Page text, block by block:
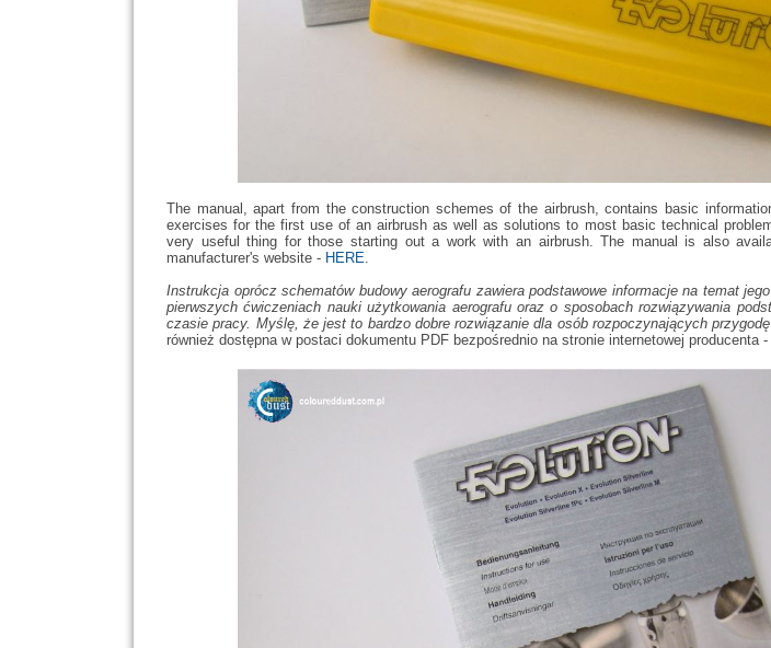
The manual, apart from the construction schemes of the airbrush, contains basic
exercises for the first use of an airbrush as well as solutions to most basic technical
very useful thing for those starting out a work with an airbrush. The manual is also
manufacturer's website - HERE
Instrukcja oprócz schematów budowy aerografu zawiera podstawowe informacje na temat
pierwszych ćwiczeniach nauki użytkowania aerografu oraz o sposobach rozwiązywania
czasie pracy. Myślę, że jest to bardzo dobre rozwiązanie dla osób rozpoczynających
również dostępna w postaci dokumentu PDF bezpośrednio na stronie internetowej producenta